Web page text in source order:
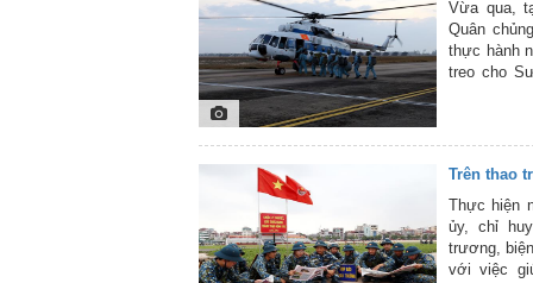
Vừa qua,
Quân
thực hành
treo cho
công. Đây
viên bay.
đơn vị nên
đảm an
huấn luyện
Không
Trên thao
Thực hiện
ủy, chỉ
trương,
với việc